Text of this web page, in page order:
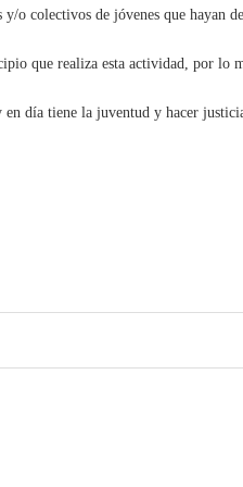
o colectivos de jóvenes que hayan
que realiza esta actividad, por lo
día tiene la juventud y hacer